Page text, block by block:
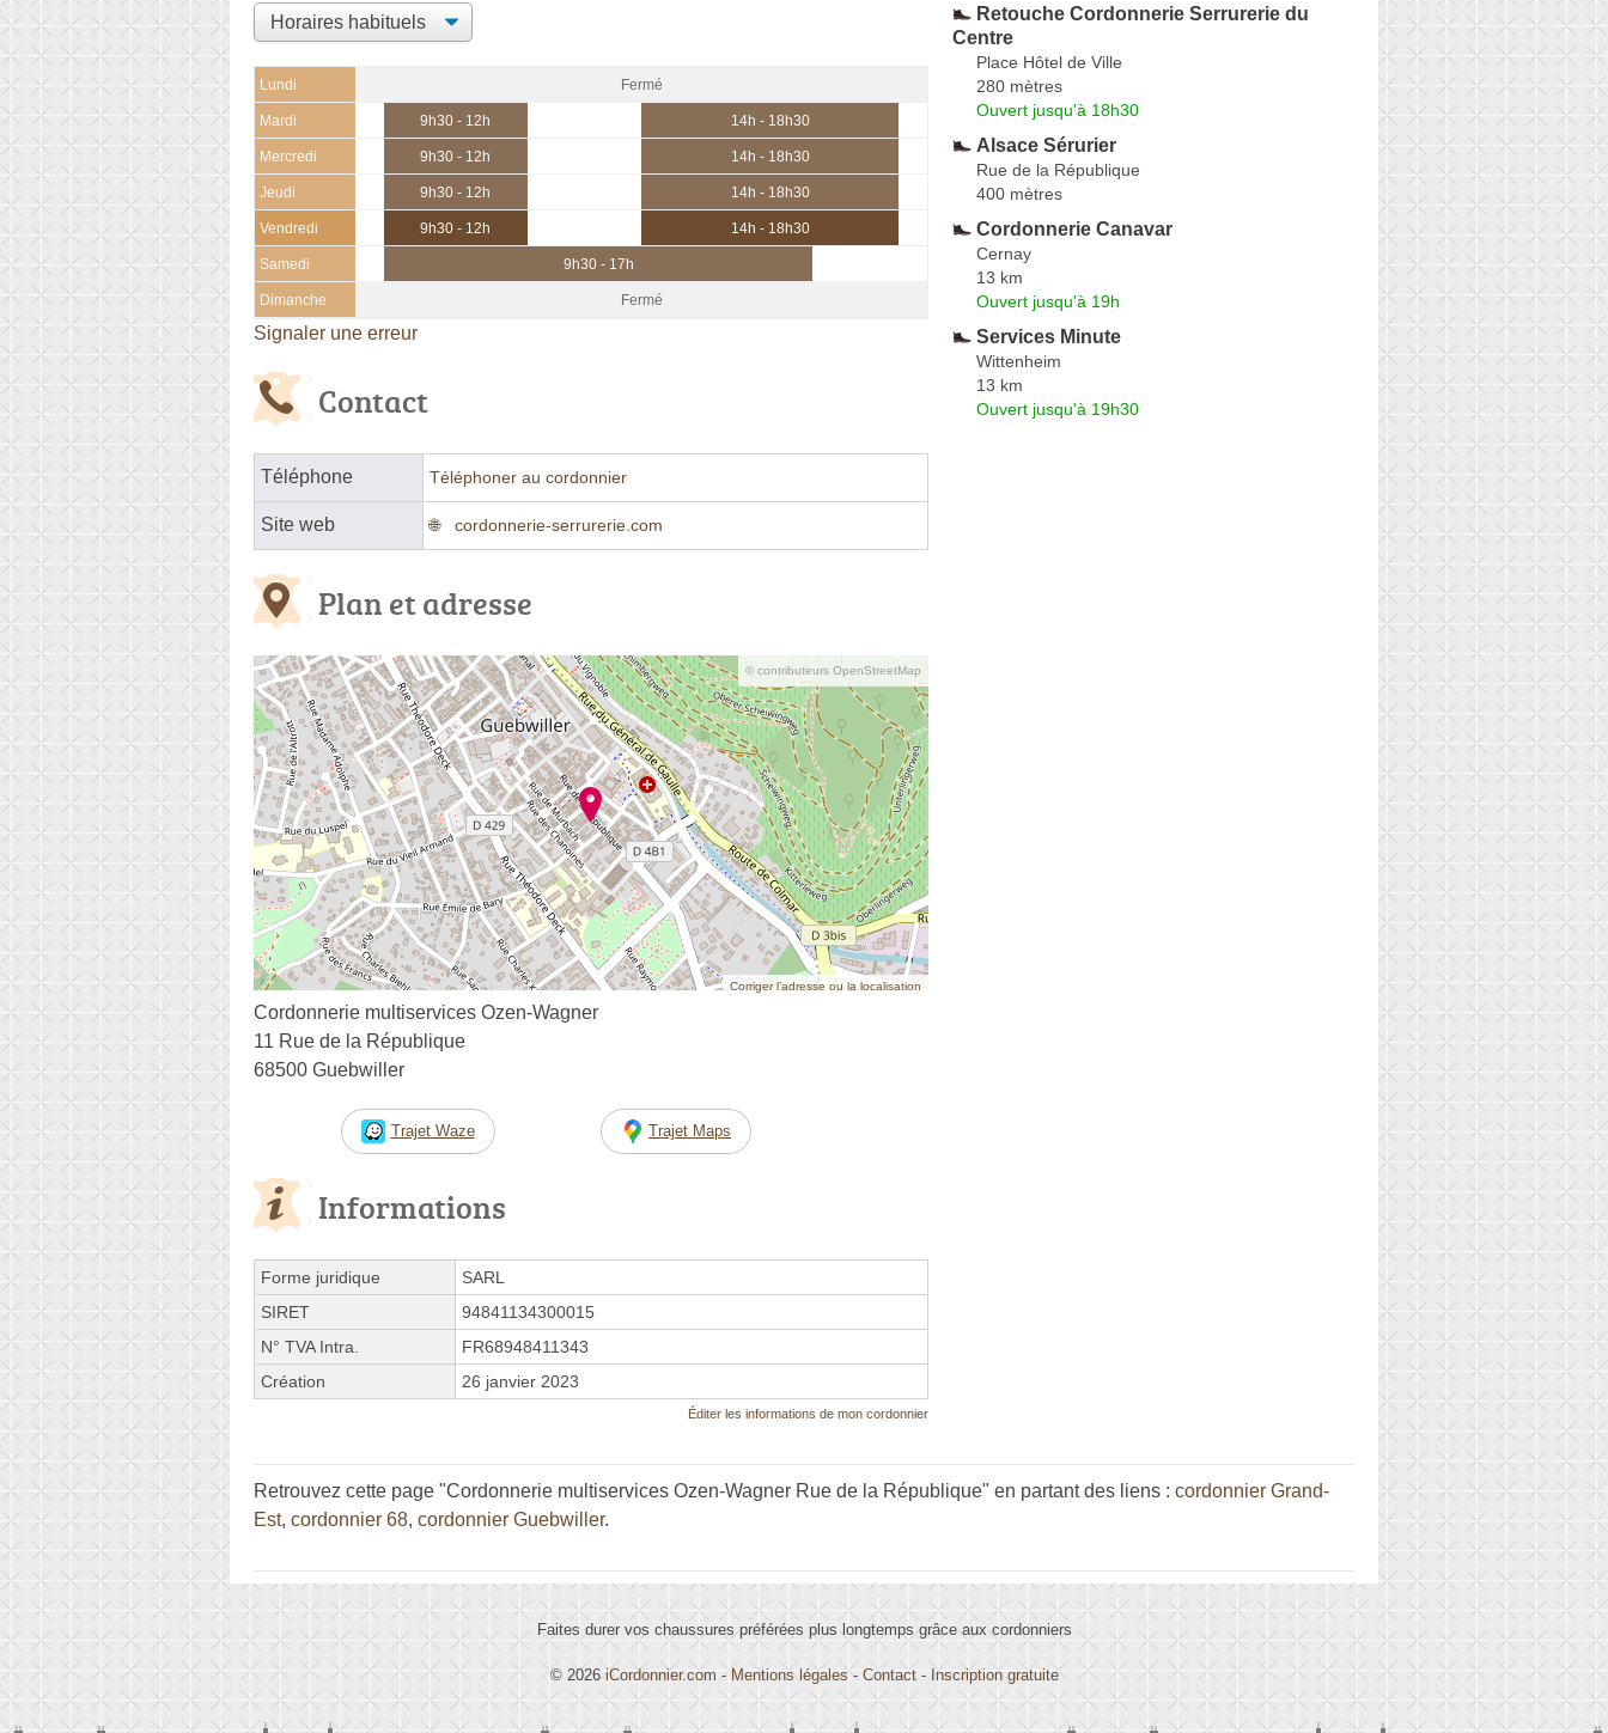
Lundi Fermé
Mardi 9h30 - 12h 14h - 18h30
Mercredi 9h30 - 12h 14h - 18h30
Jeudi 9h30 - 12h 14h - 18h30
Vendredi 9h30 - 12h 14h - 18h30
Samedi 9h30 - 17h
Dimanche Fermé
Signaler une erreur
Contact
Téléphone Téléphoner au cordonnier
Site web cordonnerie-serrurerie.com
Plan et adresse
© contributeurs OpenStreetMap
Corriger l’adresse ou la localisation
Cordonnerie multiservices Ozen-Wagner
11 Rue de la République
68500 Guebwiller
Trajet Waze Trajet Maps
Informations
Forme juridique
SARL
SIRET
94841134300015
N° TVA Intra.
FR68948411343
Création
26 janvier 2023
Éditer les informations de mon cordonnier
Retouche Cordonnerie Serrurerie du
Centre
Place Hôtel de Ville
280 mètres
Ouvert jusqu'à 18h30
Alsace Sérurier
Rue de la République
400 mètres
Cordonnerie Canavar
Cernay
13 km
Ouvert jusqu'à 19h
Services Minute
Wittenheim
13 km
Ouvert jusqu'à 19h30
Retrouvez cette page "Cordonnerie multiservices Ozen-Wagner Rue de la République" en partant des liens : cordonnier Grand-
Est, cordonnier 68, cordonnier Guebwiller.
Faites durer vos chaussures préférées plus longtemps grâce aux cordonniers
© 2026iCordonnier.com - Mentions légales - Contact-Inscription gratuite